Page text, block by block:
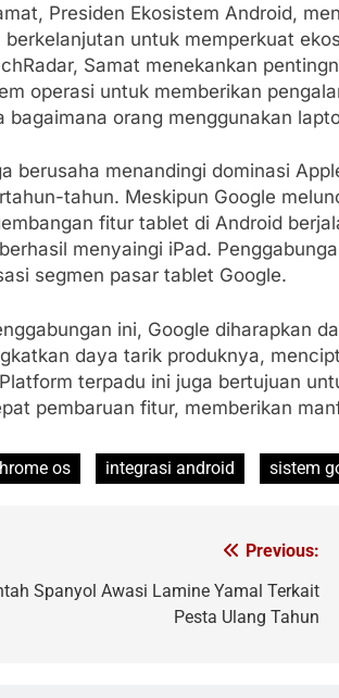
Presiden Ekosistem Android,
berkelanjutan untuk memperkuat
Samat menekankan
operasi untuk memberikan
bagaimana orang menggunakan
berusaha menandingi dominasi
tahun. Meskipun Google
fitur tablet di Android
menyaingi iPad.
segmen pasar tablet Google.
ini, Google diharapkan
daya tarik produknya,
terpadu ini juga bertujuan
pembaruan fitur, memberikan
os integrasi android sistem
Previous:
Spanyol Awasi Lamine Yamal Terkait
Pesta Ulang Tahun